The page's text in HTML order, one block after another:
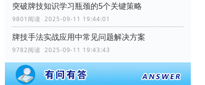
突破牌技知识学习瓶颈的5个关键策略
9801阅读 2025-09-11 19:44:01
牌技手法实战应用中常见问题解决方案
9782阅读 2025-09-11 19:43:43